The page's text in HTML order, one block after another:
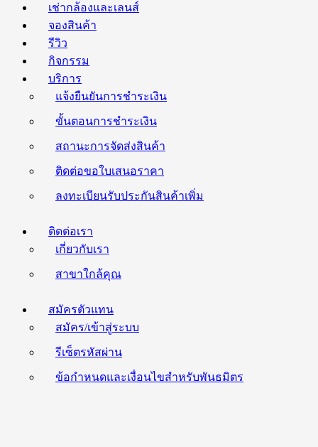
เช่ากล้องและเลนส์
จองสินค้า
รีวิว
กิจกรรม
บริการ
แจ้งยืนยันการชำระเงิน
ขั้นตอนการชำระเงิน
สถานะการจัดส่งสินค้า
ติดต่อขอใบเสนอราคา
ลงทะเบียนรับประกันสินค้าเพิ่ม
ติดต่อเรา
เกี่ยวกับเรา
สาขาใกล้คุณ
สมัครตัวแทน
สมัคร/เข้าสู่ระบบ
รีเซ็ตรหัสผ่าน
ข้อกำหนดและเงื่อนไขสำหรับพันธมิตร